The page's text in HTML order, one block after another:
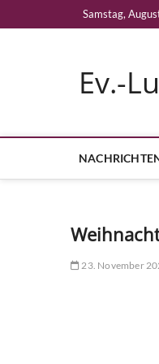
to
Samstag,
Ev.-
23. November